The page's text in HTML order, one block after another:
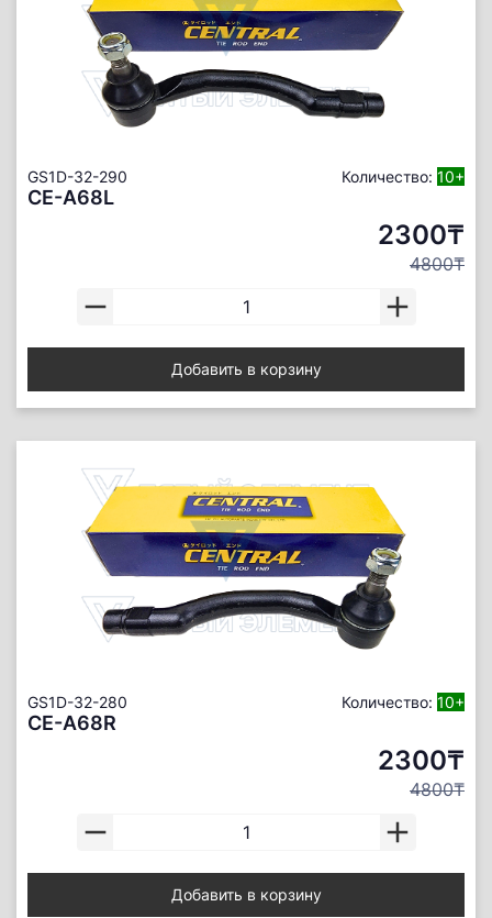
GS1D-32-290 Количество: 10+
CE-A68L
2300₸
4800₸
Добавить в корзину
GS1D-32-280 Количество: 10+
CE-A68R
2300₸
4800₸
Добавить в корзину